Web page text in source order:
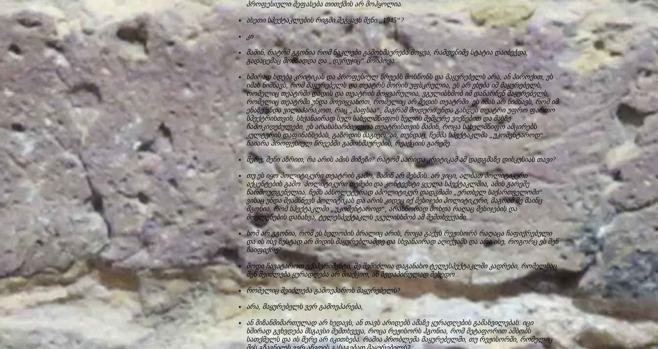
პროფესიული შეფასება თითქმის არ მოჰყოლია.
ასეთი სპექტაკლების რიგში შეგყავს შენი „1945“?
კი
მაშინ, რატომ გგონია რომ ნაკლები გამოხმაურება მოყვა, რამდენიმე სტატია დაიბეჭდა,
გადაცემაც მომზადდა და „დურუჯიც“ მოიპოვა...
ხშირად ხდება კრიტიკას და პროფესიულ წრეებს მოსწონს და მაყურებელს არა, ან პიროქით, ეს
იმას ნიშნავს, რომ მაყურებელს და თეატრს შორის უფსკრულია, ეს არ ეხება იმ მაყურებელს,
რომელიც თეატრში დადის და თეატრის მოყვარულია, ვგულისხმობ იმ დანარჩენ მაყურებელს,
რომელიც თეატრში უნდა მოვიყვანოთ, რომელიც არ შედის თეატრში. ეს იმას არ ნიშნავს, რომ იმ
ენაზე უნდა ვილაპარაკოთ, რაც „პაფსაა“, მაგრამ მოდური უნდა გახდეს თეატრი უფრო ფართო
სპექტრისთვის, სხვანაირად სულ სახელმწიფოს ხელის შემყურე ვიქნებით და მასზე
ჩამოკიდებულები, ეს არასახარბიელოა თეატრისთვის მაშინ, როცა სახელმწიფო ამცირებს
კულტურის დაფინანსებას, გაზრდის მაგიერ. აი, თუნდაც, ჩემმა სპექტაკლმა „უკომენტაროდ“
ჩაიარა პროფესიულ წრეებში გამოხმაურების, რეაქციის გარეშე...
მერე, შენი აზრით, რა არის ამის მიზეზი? რატომ აარიდა კრიტიკამ ამ დადგმაზე დისკუსიას თავი?
თუ ეს იყო პოლიტიკური თეატრის გამო, მაშინ არ მესმის. არ ვიცი, ალბათ პოლიტიკური
აქცენტების გამო. პოლიტიკური თემები და კონტექსტი ყველა სპექტაკლშია, ამის გარეშე
წარმოუდგენელია, ჩემს აბსოლუტურად აპოლიტიკურ დადგმაში „ერთხელ საქართველოში“
ვისაც უნდა შეამჩნევს პოლიტიკას და არის კიდეც იქ მესიჯები პოლიტიკური, მაგრამ მე მაინც
მგონია, რომ სპექტაკლში „უკომენტაროდ“, არასწორად მოხდა რაღაც მესიჯების და
მოვლენების დანახვა, ტელესპექტაკლს ვგულისხმობ ამ შემთხვევაში...
ხომ არ გგონია, რომ ეს ხელობის ბრალიც არის, როცა გაქვს რეჟისორს რაღაცა ჩაფიქრებული
და ის ისე ზუსტად არ მიდის მაყურებლამდე და სხვანაირად აღიქვამს და არა ისე, როგორც ეს შენ
ჩაიფიქრე?
მოდი ჩავატაროთ ექსპერიმენტი, მე შემიძლია დაგანახო ტელესპექტაკლში კადრები, რომელსაც
შენ შეიძლება ყურადღება არ მიაქციო, ან ზედაპირულად შეხედო...
რომელიც შეიძლება გამოეპაროს მაყურებელს?
არა, მაყურებელს ვერ გამოეპარება,
ან მიზანმიმართულად არ ხედავს, ან თავს არიდებს ამაზე ყურადღების გამახვილებას. იცი
ხშირად გვხვდება მსგავსი შემთხვევა, როცა რეჟისორს ჰგონია, რომ მეტაფორით ამბობს
სათქმელს და ის მერე არ იკითხება. რაშია პრობლემა მაყურებელში, თუ რეჟისორში, რომელიც